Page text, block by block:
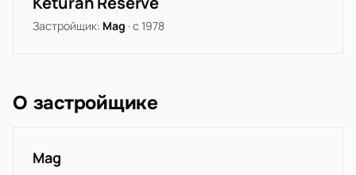
Застройщик: Mag · с 1978
О застройщике
Mag